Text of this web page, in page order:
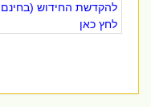
להקדשת החידוש (בחינם!)
לחץ כאן